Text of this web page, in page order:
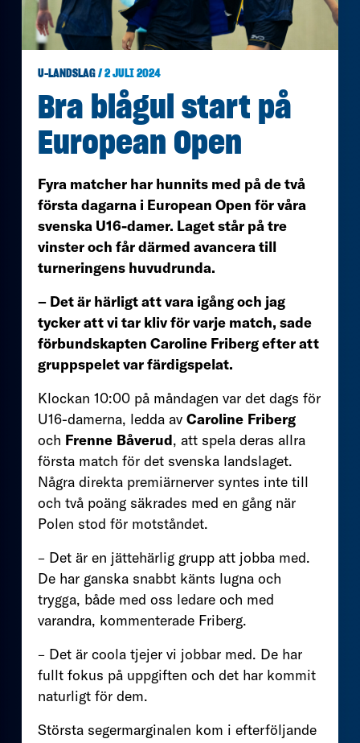
U-LANDSLAG / 2 JULI 2024
Bra blågul start på
European Open
Fyra matcher har hunnits med på de två
första dagarna i European Open för våra
svenska U16-damer. Laget står på tre
vinster och får därmed avancera till
turneringens huvudrunda.
– Det är härligt att vara igång och jag
tycker att vi tar kliv för varje match, sade
förbundskapten Caroline Friberg efter att
gruppspelet var färdigspelat.
Klockan 10:00 på måndagen var det dags för
U16-damerna, ledda av Caroline Friberg
och Frenne Båverud, att spela deras allra
första match för det svenska landslaget.
Några direkta premiärnerver syntes inte till
och två poäng säkrades med en gång när
Polen stod för motståndet.
– Det är en jättehärlig grupp att jobba med.
De har ganska snabbt känts lugna och
trygga, både med oss ledare och med
varandra, kommenterade Friberg.
– Det är coola tjejer vi jobbar med. De har
fullt fokus på uppgiften och det har kommit
naturligt för dem.
Största segermarginalen kom i efterföljande